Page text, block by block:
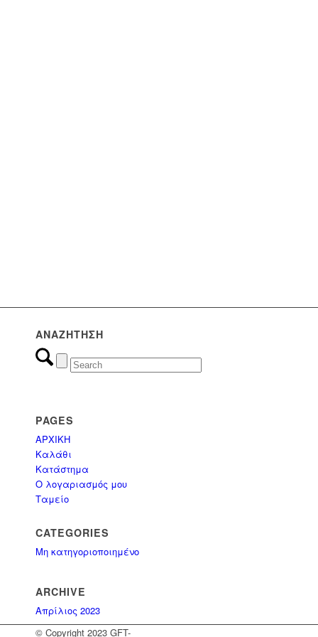
Είδη ταξιδίου(0)
Εμποτισμένη Ξυλεία
Επαγγελματικά έπιπλα
Έπιπλα(0)
ΟΜΠΡΕΛΕΣ(3)
ΠΑΝΙΑ & ΑΝΤΑΛΛΑΚΤΙΚΑ
ΑΝΑΖΉΤΗΣΗ
PAGES
ΑΡΧΙΚΗ
Καλάθι
Κατάστημα
Ο λογαριασμός μου
Ταμείο
CATEGORIES
Μη κατηγοριοποιημένο
ARCHIVE
Απρίλιος 2023
© Copyright 2023 GFT-